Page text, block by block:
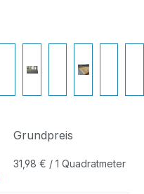
Grundpreis
31,98 € / 1 Quadratmeter